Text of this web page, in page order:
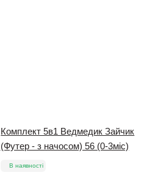
Комплект 5в1 Ведмедик Зайчик
(Футер - з начосом) 56 (0-3міс)
В наявності